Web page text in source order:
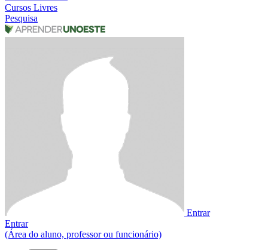
Cursos Livres
Pesquisa
Entrar
Entrar
(Área do aluno, professor ou funcionário)